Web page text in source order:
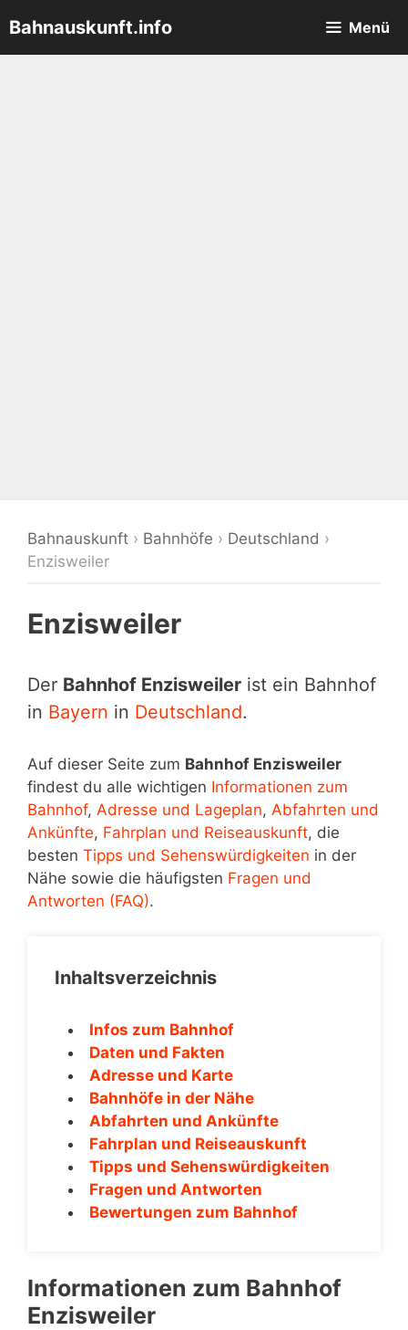
Inhalt
springen
Bahnauskunft.info Menü
Bahnauskunft › Bahnhöfe › Deutschland ›
Enzisweiler
Enzisweiler
Der Bahnhof Enzisweiler ist ein Bahnhof
in Bayern in Deutschland.
Auf dieser Seite zum Bahnhof Enzisweiler
findest du alle wichtigen Informationen zum
Bahnhof, Adresse und Lageplan, Abfahrten und
Ankünfte, Fahrplan und Reiseauskunft, die
besten Tipps und Sehenswürdigkeiten in der
Nähe sowie die häufigsten Fragen und
Antworten (FAQ).
Inhaltsverzeichnis
Infos zum Bahnhof
Daten und Fakten
Adresse und Karte
Bahnhöfe in der Nähe
Abfahrten und Ankünfte
Fahrplan und Reiseauskunft
Tipps und Sehenswürdigkeiten
Fragen und Antworten
Bewertungen zum Bahnhof
Informationen zum Bahnhof
Enzisweiler